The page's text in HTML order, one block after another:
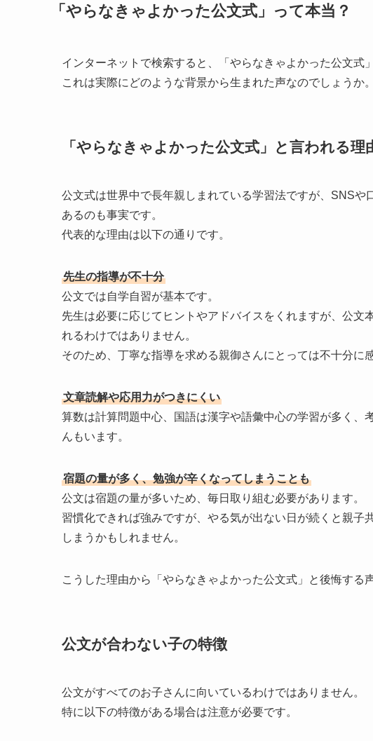
「やらなきゃよかった公文式」って本当？
インターネットで検索すると、「やらなきゃよかった公文式
これは実際にどのような背景から生まれた声なのでしょうか。
「やらなきゃよかった公文式」と言われる理
公文式は世界中で長年親しまれている学習法ですが、SNS
あるのも事実です。
代表的な理由は以下の通りです。
先生の指導が不十分
公文では自学自習が基本です。
先生は必要に応じてヒントやアドバイスをくれますが、公文
れるわけではありません。
そのため、丁寧な指導を求める親御さんにとっては不十分に
文章読解や応用力がつきにくい
算数は計算問題中心、国語は漢字や語彙中心の学習が多く、
んもいます。
宿題の量が多く、勉強が辛くなってしまうことも
公文は宿題の量が多いため、毎日取り組む必要があります。
習慣化できれば強みですが、やる気が出ない日が続くと親子
しまうかもしれません。
こうした理由から「やらなきゃよかった公文式」と後悔する
公文が合わない子の特徴
公文がすべてのお子さんに向いているわけではありません。
特に以下の特徴がある場合は注意が必要です。